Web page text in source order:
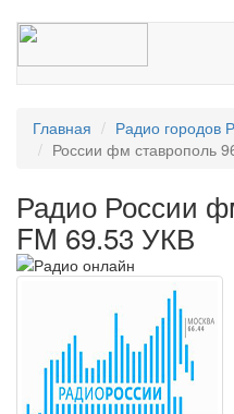
Главная Радио городов
России фм ставрополь
Радио России
FM 69.53 УКВ